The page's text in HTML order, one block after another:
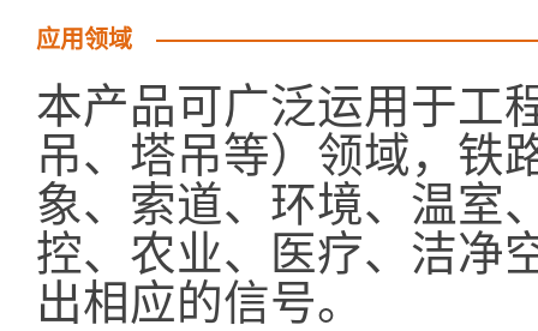
应用领域
本产品可广泛运用于工
吊、塔吊等）领域，铁
象、索道、环境、温室
控、农业、医疗、洁净
出相应的信号。